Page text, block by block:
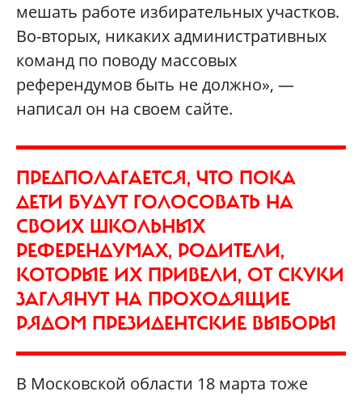
мешать работе избирательных участков.
Во-вторых, никаких административных
команд по поводу массовых
референдумов быть не должно», —
написал он на своем сайте.
ПРЕДПОЛАГАЕТСЯ, ЧТО ПОКА
ДЕТИ БУДУТ ГОЛОСОВАТЬ НА
СВОИХ ШКОЛЬНЫХ
РЕФЕРЕНДУМАХ, РОДИТЕЛИ,
КОТОРЫЕ ИХ ПРИВЕЛИ, ОТ СКУКИ
ЗАГЛЯНУТ НА ПРОХОДЯЩИЕ
РЯДОМ ПРЕЗИДЕНТСКИЕ ВЫБОРЫ
В Московской области 18 марта тоже